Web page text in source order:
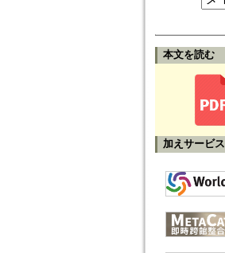
本文を読む
加えサービス